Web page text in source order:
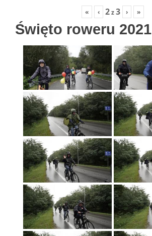
« ‹ 2z3 › »
Święto roweru 2021